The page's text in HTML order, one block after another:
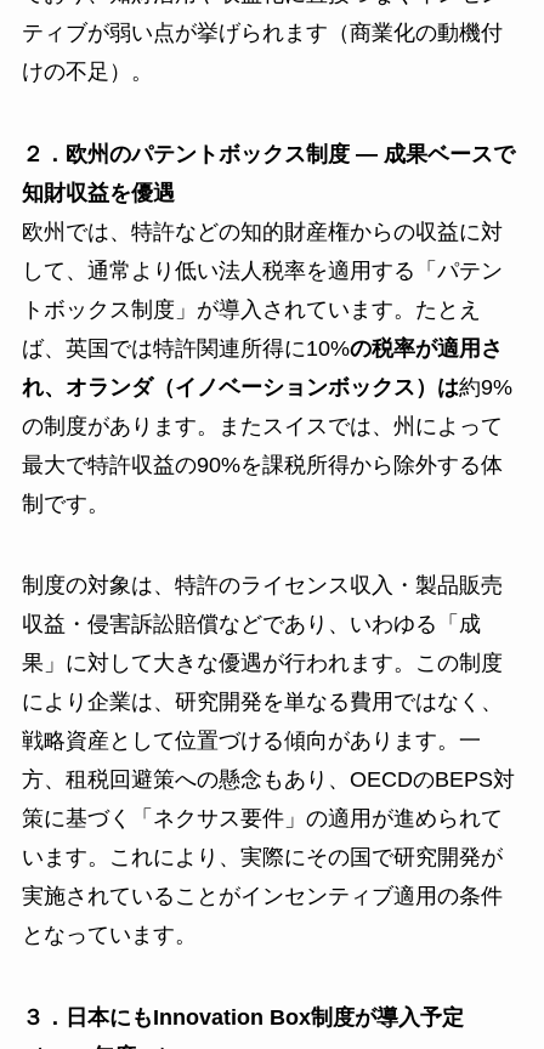
ティブが弱い点が挙げられます（商業化の動機付
けの不足）。
２．欧州のパテントボックス制度 ― 成果ベースで
知財収益を優遇
欧州では、特許などの知的財産権からの収益に対
して、通常より低い法人税率を適用する「パテン
トボックス制度」が導入されています。たとえ
ば、英国では特許関連所得に10%の税率が適用さ
れ、オランダ（イノベーションボックス）は約9%
の制度があります。またスイスでは、州によって
最大で特許収益の90%を課税所得から除外する体
制です。
制度の対象は、特許のライセンス収入・製品販売
収益・侵害訴訟賠償などであり、いわゆる「成
果」に対して大きな優遇が行われます。この制度
により企業は、研究開発を単なる費用ではなく、
戦略資産として位置づける傾向があります。一
方、租税回避策への懸念もあり、OECDのBEPS対
策に基づく「ネクサス要件」の適用が進められて
います。これにより、実際にその国で研究開発が
実施されていることがインセンティブ適用の条件
となっています。
３．日本にもInnovation Box制度が導入予定